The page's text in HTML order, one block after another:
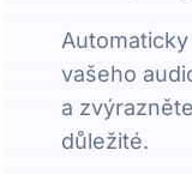
vašeho
a
důležité.